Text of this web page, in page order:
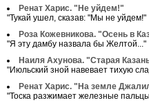
Ренат Харис. "Не уйдем!"
"Тукай ушел, сказав: "Мы не уйдем!"
Роза Кожевникова. "Осень в
"Я эту дамбу назвала бы Желтой..."
Наиля Ахунова. "Старая
"Июльский зной навевает тихую
Ренат Харис. "На земле
"Тоска разжимает железные